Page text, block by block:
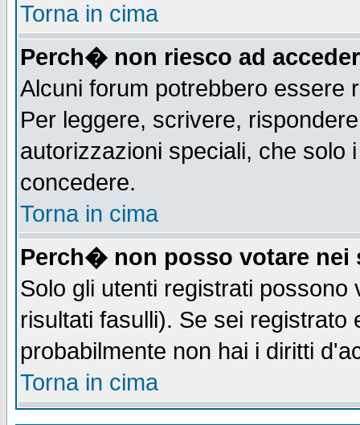
Torna in cima
Perch� non riesco ad
Alcuni forum potrebbero essere
Per leggere, scrivere,
autorizzazioni speciali, che solo
concedere.
Torna in cima
Perch� non posso votare nei
Solo gli utenti registrati
risultati fasulli). Se sei
probabilmente non hai i diritti
Torna in cima